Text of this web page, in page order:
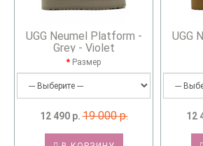
UGG Neumel Platform -
Grey - Violet
Размер
12 490 р. 19 000 р.
UGG
12